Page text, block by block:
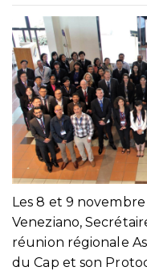
Les 8 et 9
Veneziano,
réunion régionale
du Cap et son